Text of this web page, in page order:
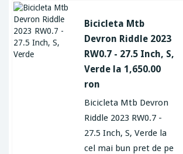
Bicicleta Mtb
Devron Riddle 2023
RW0.7 - 27.5 Inch, S,
Verde la 1,650.00
ron
Bicicleta Mtb Devron
Riddle 2023 RW0.7 -
27.5 Inch, S, Verde la
cel mai bun pret de pe